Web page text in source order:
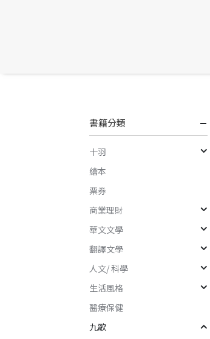
書籍分類
十羽
繪本
票券
商業理財
華文文學
翻譯文學
人文/ 科學
生活風格
醫療保健
九歌